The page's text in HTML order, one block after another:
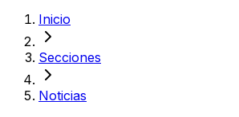
Inicio
Secciones
Noticias